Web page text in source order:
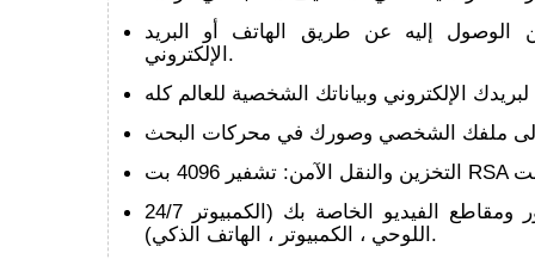
الوصول إليه عن طريق الهاتف أو البريد
الإلكتروني.
24/7 الوصول إلى الصور ومقاطع الفيديو الخاصة بك (الكمبيوتر
اللوحي ، الكمبيوتر ، الهاتف الذكي).